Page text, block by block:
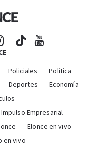
Policiales
Política
Deportes
Economía
Impulso Empresarial
Elonce en vivo
en vivo